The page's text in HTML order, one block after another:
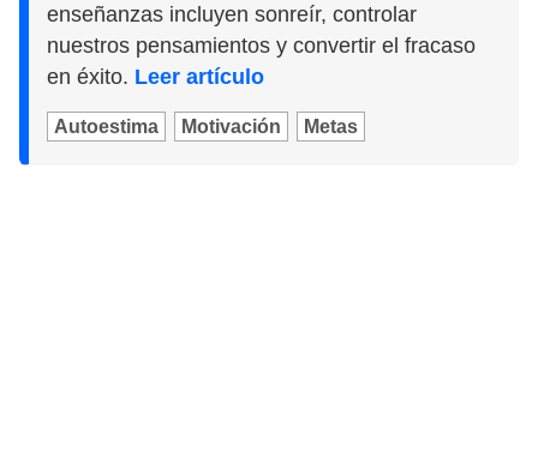
enseñanzas incluyen sonreír, controlar
nuestros pensamientos y convertir el fracaso
en éxito. Leer artículo
Autoestima Motivación Metas